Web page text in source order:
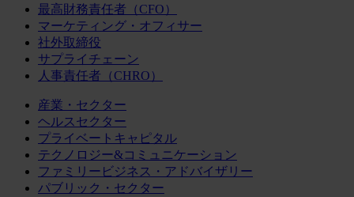
最高財務責任者（CFO）
マーケティング・オフィサー
社外取締役
サプライチェーン
人事責任者（CHRO）
産業・セクター
ヘルスセクター
プライベートキャピタル
テクノロジー&コミュニケーション
ファミリービジネス・アドバイザリー
パブリック・セクター